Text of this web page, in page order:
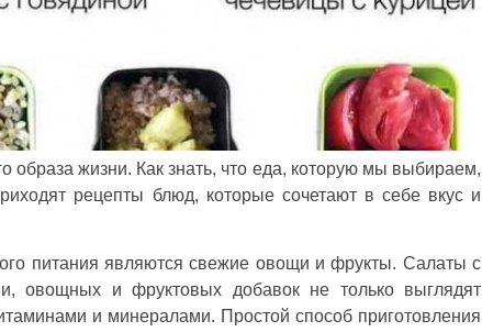
образа жизни. Как знать, что еда, которую мы выбираем,
рецепты блюд, которые сочетают в себе вкус и
питания являются свежие овощи и фрукты. Салаты с
овощных и фруктовых добавок не только выглядят
и минералами. Простой способ приготовления